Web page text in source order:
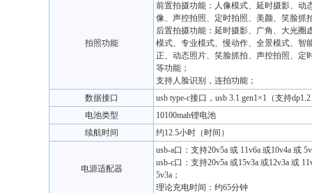
拍照功能
前置拍摄功能：人像模式、延时摄影、动
像、声控拍照、定时拍照、美颜、笑脸抓
后置拍摄功能：延时摄影、广角、大光圈
模式、专业模式、慢动作、全景模式、智
正、动态照片、笑脸抓拍、声控拍照、定
等功能；
支持人脸识别，连拍功能；
数据接口
usb type-c接口，usb 3.1 gen1×1（支持
电池类型
10100mah锂电池
续航时间
约12.5小时（时间）
电源适配器
usb-a口：支持20v5a 或 11v6a 或10v4a 或
usb-c口：支持20v5a 或15v3a 或12v3a 或
5v3a；
理论充电时间：约65分钟